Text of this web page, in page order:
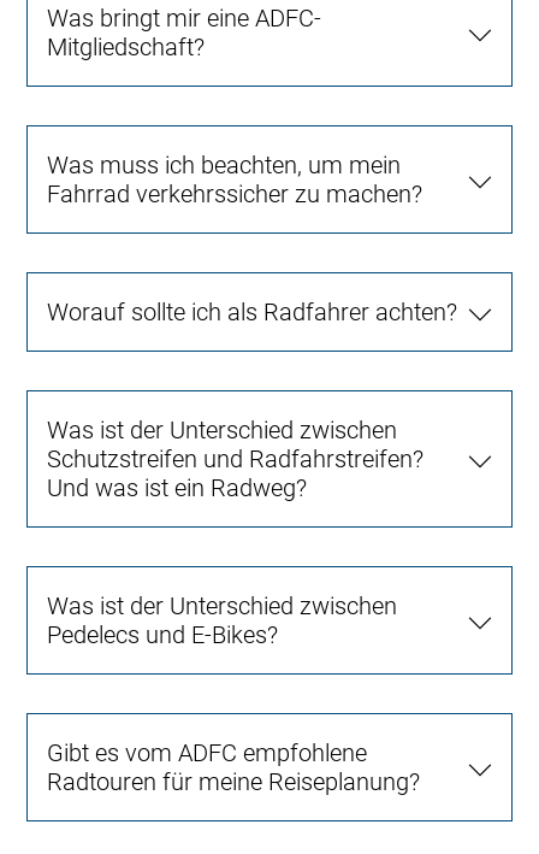
Was bringt mir eine ADFC-
Mitgliedschaft?
Was muss ich beachten, um mein
Fahrrad verkehrssicher zu machen?
Worauf sollte ich als Radfahrer achten?
Was ist der Unterschied zwischen
Schutzstreifen und Radfahrstreifen?
Und was ist ein Radweg?
Was ist der Unterschied zwischen
Pedelecs und E-Bikes?
Gibt es vom ADFC empfohlene
Radtouren für meine Reiseplanung?